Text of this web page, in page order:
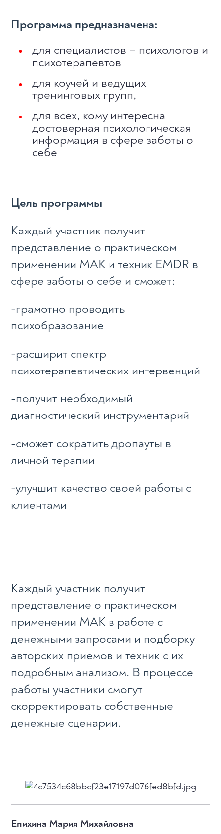
Программа предназначена:
для специалистов – психологов и
психотерапевтов
для коучей и ведущих
тренинговых групп,
для всех, кому интересна
достоверная психологическая
информация в сфере заботы о
себе
Цель программы
Каждый участник получит
представление о практическом
применении МАК и техник EMDR в
сфере заботы о себе и сможет:
-грамотно проводить
психобразование
-расширит спектр
психотерапевтических интервенций
-получит необходимый
диагностический инструментарий
-сможет сократить дропауты в
личной терапии
-улучшит качество своей работы с
клиентами
Каждый участник получит
представление о практическом
применении МАК в работе с
денежными запросами и подборку
авторских приемов и техник с их
подробным анализом. В процессе
работы участники смогут
скорректировать собственные
денежные сценарии.
Епихина Мария Михайловна